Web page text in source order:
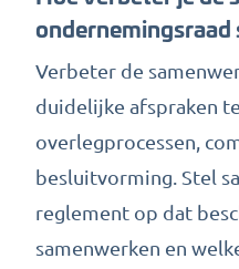
Verbeter de
duidelijke afspraken
overlegprocessen,
besluitvorming. Stel
reglement op dat
samenwerken en